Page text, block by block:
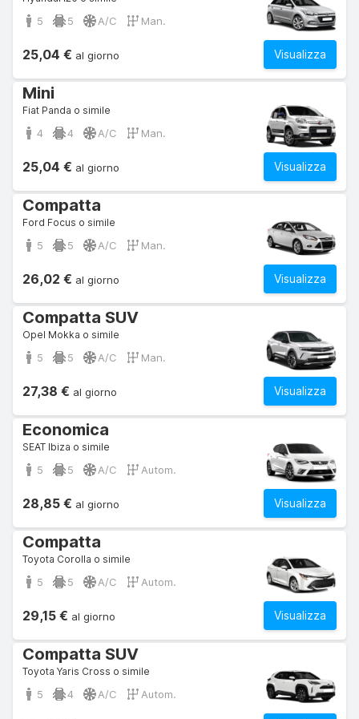
5 5 A/C Man.
Visualizza
25,04 € al giorno
Mini
Fiat Panda o simile
4 4 A/C Man.
Visualizza
25,04 € al giorno
Compatta
Ford Focus o simile
5 5 A/C Man.
Visualizza
26,02 € al giorno
Compatta SUV
Opel Mokka o simile
5 5 A/C Man.
Visualizza
27,38 € al giorno
Economica
SEAT Ibiza o simile
5 5 A/C Autom.
Visualizza
28,85 € al giorno
Compatta
Toyota Corolla o simile
5 5 A/C Autom.
Visualizza
29,15 € al giorno
Compatta SUV
Toyota Yaris Cross o simile
5 4 A/C Autom.